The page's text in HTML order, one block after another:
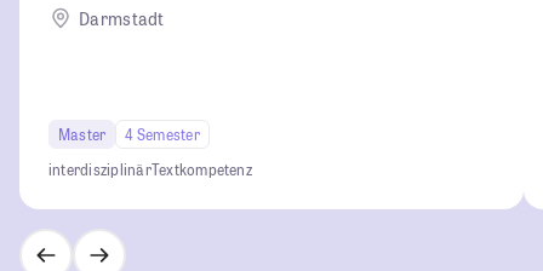
Darmstadt
Master
4 Semester
interdisziplinärTextkompetenz